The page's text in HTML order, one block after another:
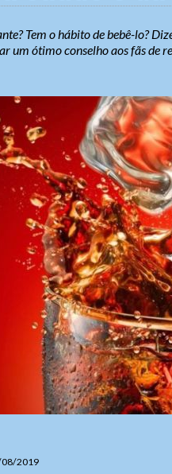
Tem o hábito de bebê-lo?
um ótimo conselho aos fãs de
08/2019